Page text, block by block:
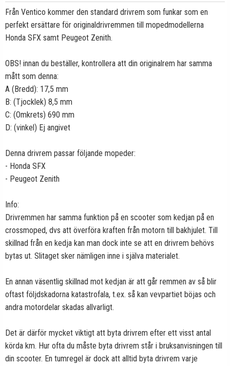
Från Ventico kommer den standard drivrem som funkar som en
perfekt ersättare för originaldrivremmen till mopedmodellerna
Honda SFX samt Peugeot Zenith.
OBS! innan du beställer, kontrollera att din originalrem har samma
mått som denna:
A (Bredd): 17,5 mm
B: (Tjocklek) 8,5 mm
C: (Omkrets) 690 mm
D: (vinkel) Ej angivet
Denna drivrem passar följande mopeder:
- Honda SFX
- Peugeot Zenith
Info:
Drivremmen har samma funktion på en scooter som kedjan på en
crossmoped, dvs att överföra kraften från motorn till bakhjulet. Till
skillnad från en kedja kan man dock inte se att en drivrem behövs
bytas ut. Slitaget sker nämligen inne i själva materialet.
En annan väsentlig skillnad mot kedjan är att går remmen av så blir
oftast följdskadorna katastrofala, t.ex. så kan vevpartiet böjas och
andra motordelar skadas allvarligt.
Det är därför mycket viktigt att byta drivrem efter ett visst antal
körda km. Hur ofta du måste byta drivrem står i bruksanvisningen till
din scooter. En tumregel är dock att alltid byta drivrem varje